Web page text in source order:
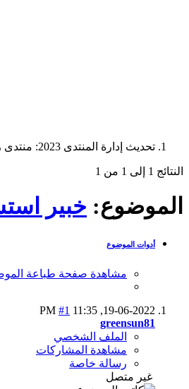
تحديث إدارة المنتدى 2023: منتدى زراعة نت مفتوح حاليا للقراءة فقط، ولا يقبل مشاركات جديدة. يمكنكم استخدام الشريط الظاهر أعلاه للبحث في كافة مواضيع المدوّنة والمنتدى.
النتائج 1 إلى 1 من 1
الموضوع: خبير
أدوات الموضوع
مشاهدة صفحة طباعة
19-06-2022,
11:35 PM
#1
greensun81
الملف الشخصي
مشاهدة المشاركات
رسالة خاصة
غير متصل